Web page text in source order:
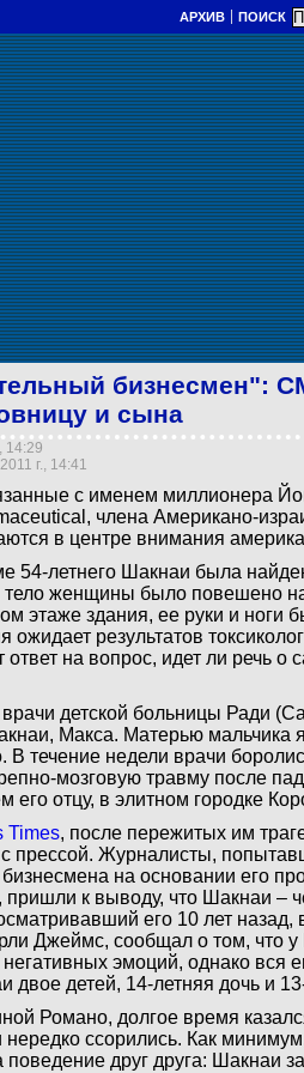
АРХИВ ПОИСК
бизнесмен":
и сына
14:29
г., 14:41
с именем миллионера
члена Американо-
в центре внимания
54-летнего Шакнаи была
тело женщины было повешено
этаже здания, ее руки и ноги
результатов
на вопрос, идет ли речь о
детской больницы Ради
Макса. Матерью мальчика
течение недели врачи
мозговую травму после
отцу, в элитном городке
Times, после пережитых им
прессой. Журналисты,
бизнесмена на основании его
пришли к выводу, что Шакнаи –
его 10 лет
Джеймс, сообщал о том, что
эмоций, однако вся
детей, 14-летняя дочь и
Романо, долгое время
нередко ссорились. Как
друг друга: Шакнаи